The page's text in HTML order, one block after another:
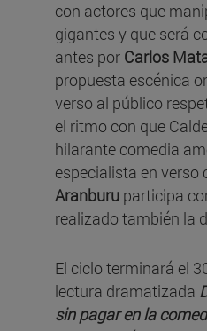
con actores que
gigantes y que será
antes por Carlos
propuesta escénica
verso al público
el ritmo con que
hilarante comedia
especialista en verso
Aranburu participa
realizado también la
El ciclo terminará el
lectura dramatizada
sin pagar en la